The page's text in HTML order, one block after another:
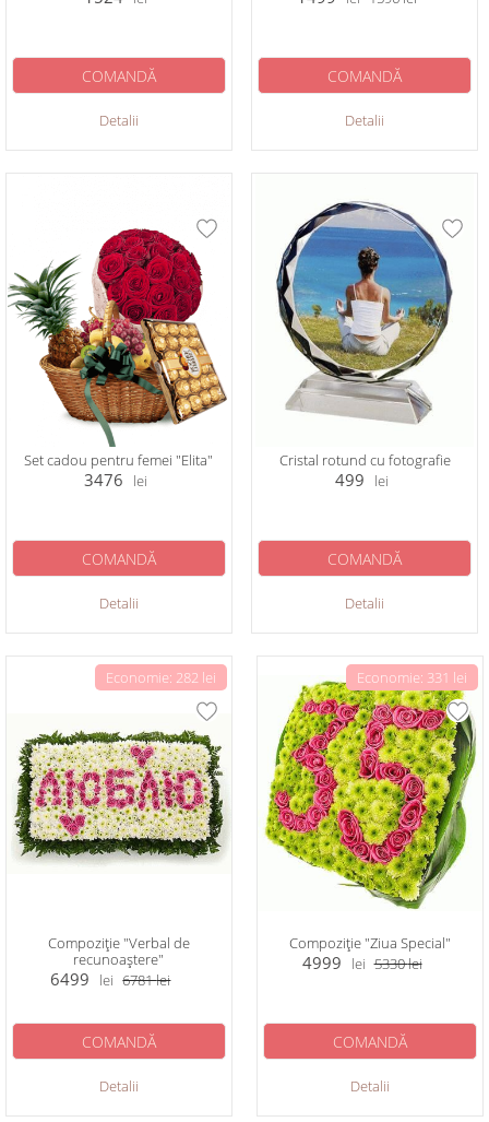
Detalii
COMANDĂ
Detalii
COMANDĂ
Set cadou pentru femei "Elita"
3476 lei
Detalii
COMANDĂ
Cristal rotund cu fotografie
499 lei
Detalii
COMANDĂ
Economie: 282 lei
Compoziție "Verbal de
recunoaștere"
6499 lei 6781lei
Detalii
COMANDĂ
Economie: 331 lei
Compoziție "Ziua Special"
4999 lei 5330lei
Detalii
COMANDĂ